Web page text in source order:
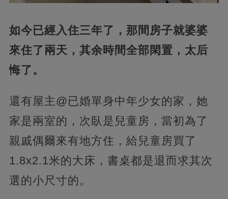
如今已經入住三年了，那間房子就婆婆
來住了兩天，其余時間全部閑置，太后
悔了。
還有屋主@已婚單身中年少女的家，她
家是兩室的，次臥是兒童房，當初為了
親戚偶爾來有地方住，給兒童房買了
1.8x2.1米的大床，書桌都是退而求其次
選的小尺寸的。